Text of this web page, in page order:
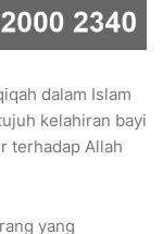
dalam Islam
kelahiran bayi
terhadap Allah
yang